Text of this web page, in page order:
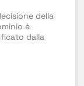
della
è
dalla